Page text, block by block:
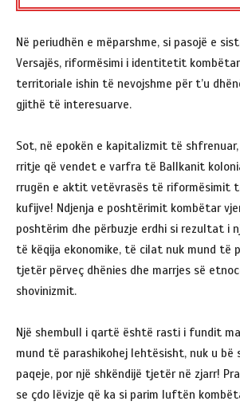
Në periudhën e mëparshme, si pasojë e
Versajës, riformësimi i identitetit
territoriale ishin të nevojshme për t’u
gjithë të interesuarve.
Sot, në epokën e kapitalizmit të
rritje që vendet e varfra të Ballkanit
rrugën e aktit vetëvrasës të riformësimit
kufijve! Ndjenja e poshtërimit kombëtar
poshtërim dhe përbuzje erdhi si rezultat i
të këqija ekonomike, të cilat nuk mund të
tjetër përveç dhënies dhe marrjes së
shovinizmit.
Një shembull i qartë është rasti i fundit
mund të parashikohej lehtësisht, nuk u bë
paqeje, por një shkëndijë tjetër në zjarr!
se çdo lëvizje që ka si parim luftën